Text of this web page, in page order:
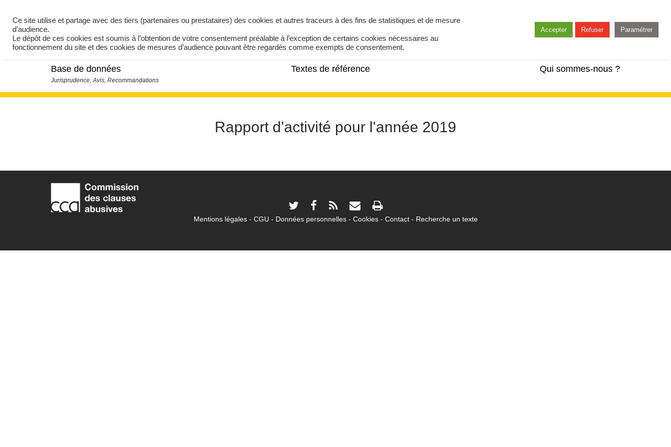
Base de données Textes de référence Qui sommes-nous ?
Rapport d'activité pour l'année 2019
Mentions légales CGU Données personnelles Cookies Contact Recherche un texte
Ce site utilise et partage avec des tiers (partenaires ou prestataires) des cookies et autres traceurs à des fins de statistiques et de mesure
d’audience.
Le dépôt de ces cookies est soumis à l’obtention de votre consentement préalable à l’exception de certains cookies nécessaires au
fonctionnement du site et des cookies de mesures d’audience pouvant être regardés comme exempts de consentement.
Accepter Refuser Paramétrer